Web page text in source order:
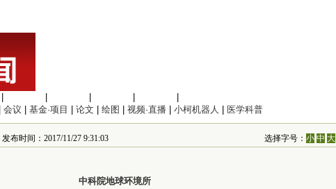
会议 基金·项目 论文 绘图 视频·直播 小柯机器人 医学科普
发布时间：2017/11/27 9:31:03 选择字号：小 中 大
中科院地球环境所